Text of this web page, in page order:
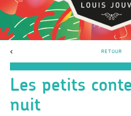
< RETOUR
Les petits
nuit